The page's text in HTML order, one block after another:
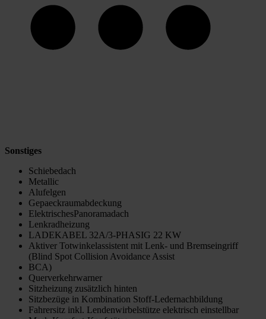
Sonstiges
Schiebedach
Metallic
Alufelgen
Gepaeckraumabdeckung
ElektrischesPanoramadach
Lenkradheizung
LADEKABEL 32A/3-PHASIG 22 KW
Aktiver Totwinkelassistent mit Lenk- und Bremseingriff
(Blind Spot Collision Avoidance Assist
BCA)
Querverkehrwarner
Sitzheizung zusätzlich hinten
Sitzbezüge in Kombination Stoff-Ledernachbildung
Fahrersitz inkl. Lendenwirbelstütze elektrisch einstellbar